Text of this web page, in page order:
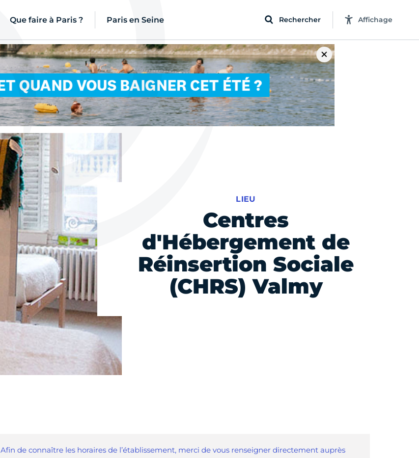
Que faire à Paris ? Paris en Seine Rechercher Affichage
LIEU
Centres
d'Hébergement de
Réinsertion Sociale
(CHRS) Valmy
Afin de connaître les horaires de l’établissement, merci de vous renseigner directement auprès